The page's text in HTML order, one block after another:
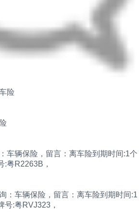
险
车辆保险，留言：离车险到期时间:1个
:粤R2263B，
：车辆保险，留言：离车险到期时间:1
号:粤RVJ323，